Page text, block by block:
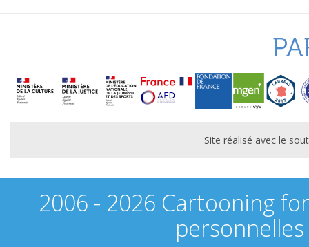
Site réalisé avec le
2006 - 2026 Cartooning
personnelles